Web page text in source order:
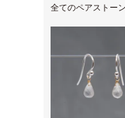
全てのペアストー